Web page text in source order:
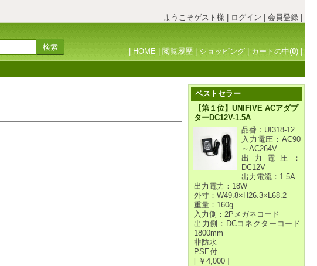
ようこそゲスト様 ログイン 会員登録
HOME 閲覧履歴 ショッピング カートの中(0)
ベストセラー
【第１位】UNIFIVE ACアダプ
ターDC12V-1.5A
品番：UI318-12
入力電圧：AC90
～AC264V
出力電圧：
DC12V
出力電流：1.5A
出力電力：18W
外寸：W49.8×H26.3×L68.2
重量：160g
入力側：2Pメガネコード
出力側：DCコネクターコード
1800mm
非防水
PSE付....
[ ￥4,000 ]